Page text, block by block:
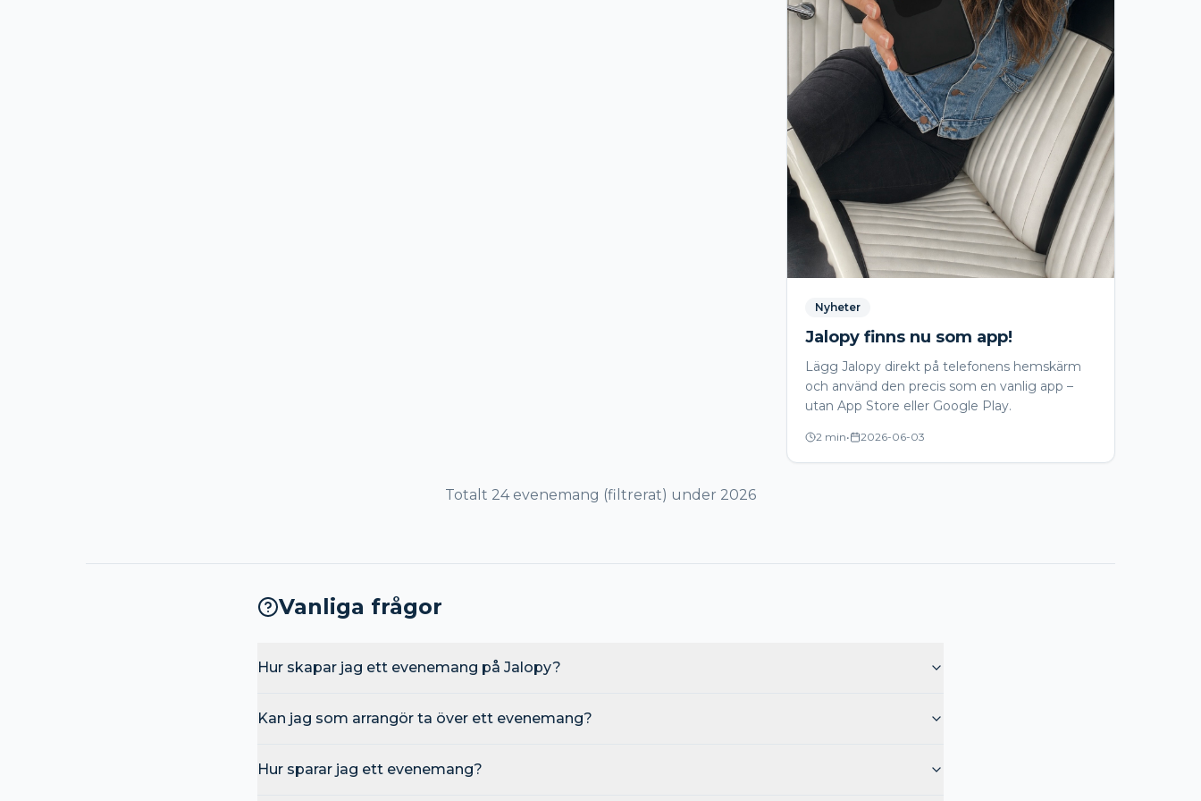
Nyheter
Jalopy finns nu som app!
Lägg Jalopy direkt på telefonens hemskärm
och använd den precis som en vanlig app –
utan App Store eller Google Play.
2 min• 2026-06-03
Totalt 24evenemang (filtrerat) under 2026
Vanliga frågor
Hur skapar jag ett evenemang på Jalopy?
Kan jag som arrangör ta över ett evenemang?
Hur sparar jag ett evenemang?